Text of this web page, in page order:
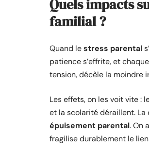
Quels impacts
familial ?
Quand lestress parental
patience s’effrite, et
tension, décèle la moindre
Les effets, on les voit vite :
et la scolarité déraillent. La
épuisement parental. On
fragilise durablement le